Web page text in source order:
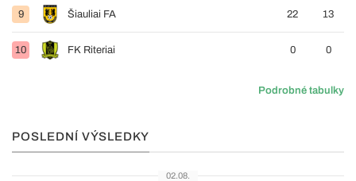
9 Šiauliai FA 22 13
10 FK Riteriai 0 0
Podrobné tabulky
POSLEDNÍ VÝSLEDKY
02.08.